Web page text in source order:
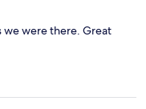
we were there. Great